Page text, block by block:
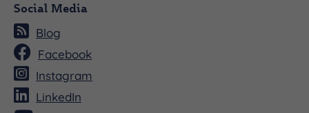
Social Media
Blog
Facebook
Instagram
LinkedIn